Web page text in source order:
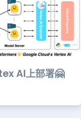
AI上部署🤗